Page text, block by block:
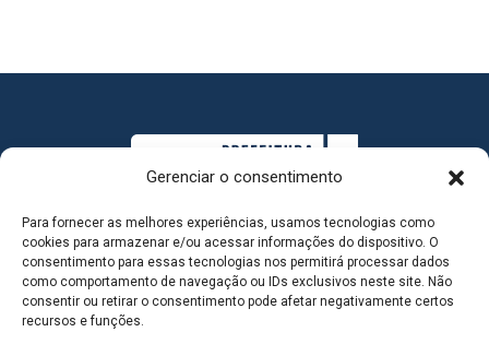
Gerenciar o consentimento
Para fornecer as melhores experiências, usamos tecnologias como
cookies para armazenar e/ou acessar informações do dispositivo. O
consentimento para essas tecnologias nos permitirá processar dados
como comportamento de navegação ou IDs exclusivos neste site. Não
consentir ou retirar o consentimento pode afetar negativamente certos
recursos e funções.
MAPA DO SITE